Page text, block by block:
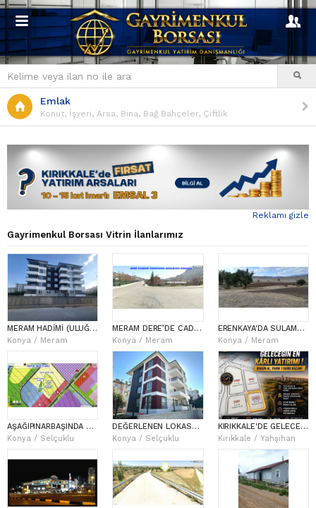
Emlak
Konut, İşyeri, Arsa, Bina, Bağ Bahçeler, Çiftlik
Reklamı gizle
Gayrimenkul Borsası Vitrin İlanlarımız
MERAM HADİMİ (ULUĞBEY) MAHALLESİ’NDE GENİŞ KULLANIMLI SIFIR 2+1 DAİRE
Konya / Meram
MERAM DERE’DE CADDENİN EN İYİ KONUMUNDA | 564 m² MÜSTAKİL İMARLI ARSA
Konya / Meram
ERENKAYA'DA SULAMA SUYU YANINDA 5224m2 KULLANIM VE YATIRIMA UYGUN MÜSTAKİL PARSEL
Konya / Meram
AŞAĞIPINARBAŞINDA KONUT ÖNERİ SAHASINDA! İMARA SINIR YATIRIM FIRSATI !
Konya / Selçuklu
DEĞERLENEN LOKASYONDA GENÇ OSMAN CADDESİ YAKINI 3+1 GENİŞ DAİRE
Konya / Selçuklu
KIRIKKALE'DE GELECEĞİN EN KÂRLI YATIRIMI ! BUGÜN AL, YARIN 1 DAİRE KAZAN!
Kırıkkale / Yahşihan